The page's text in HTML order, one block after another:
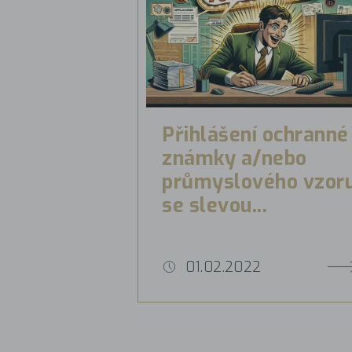
Přihlášení ochranné
známky a/nebo
průmyslového
se slevou...
01.02.2022